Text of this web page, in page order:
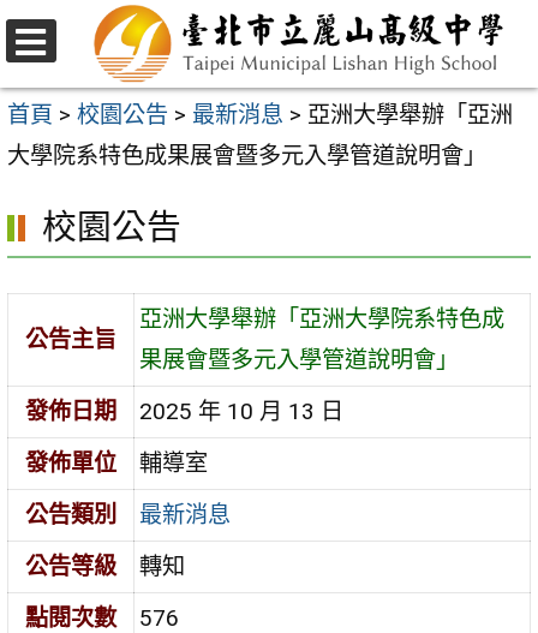
跳
至
主
要
容
區
選
單
首頁 > 校園公告 > 最新消息 > 亞洲大學舉辦「亞洲
大學院系特色成果展會暨多元入學管道說明會」
校園公告
公告主旨
亞洲大學舉辦「亞洲大學院系特色成
果展會暨多元入學管道說明會」
發佈日期
2025 年 10 月 13 日
發佈單位
輔導室
公告類別
最新消息
公告等級
轉知
點閱次數
576